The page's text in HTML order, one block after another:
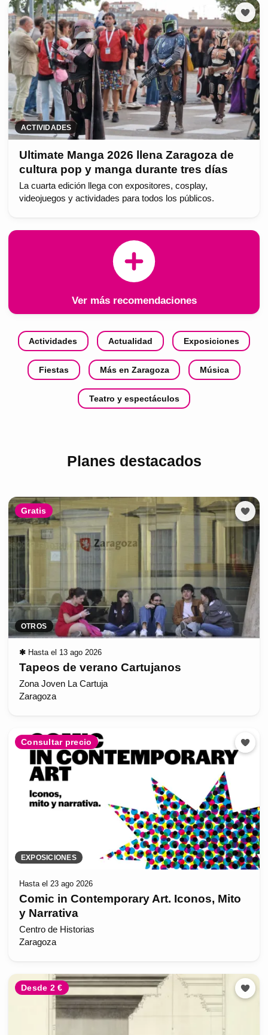
ACTIVIDADES
Ultimate Manga 2026 llena Zaragoza de
cultura pop y manga durante tres días
La cuarta edición llega con expositores, cosplay,
videojuegos y actividades para todos los públicos.
Ver más recomendaciones
Actividades Actualidad Exposiciones
Fiestas Más en Zaragoza Música
Teatro y espectáculos
Planes destacados
Gratis
OTROS
✱ Hasta el 13 ago 2026
Tapeos de verano Cartujanos
Zona Joven La Cartuja
Zaragoza
Consultar precio
EXPOSICIONES
Hasta el 23 ago 2026
Comic in Contemporary Art. Iconos, Mito
y Narrativa
Centro de Historias
Zaragoza
Desde 2 €